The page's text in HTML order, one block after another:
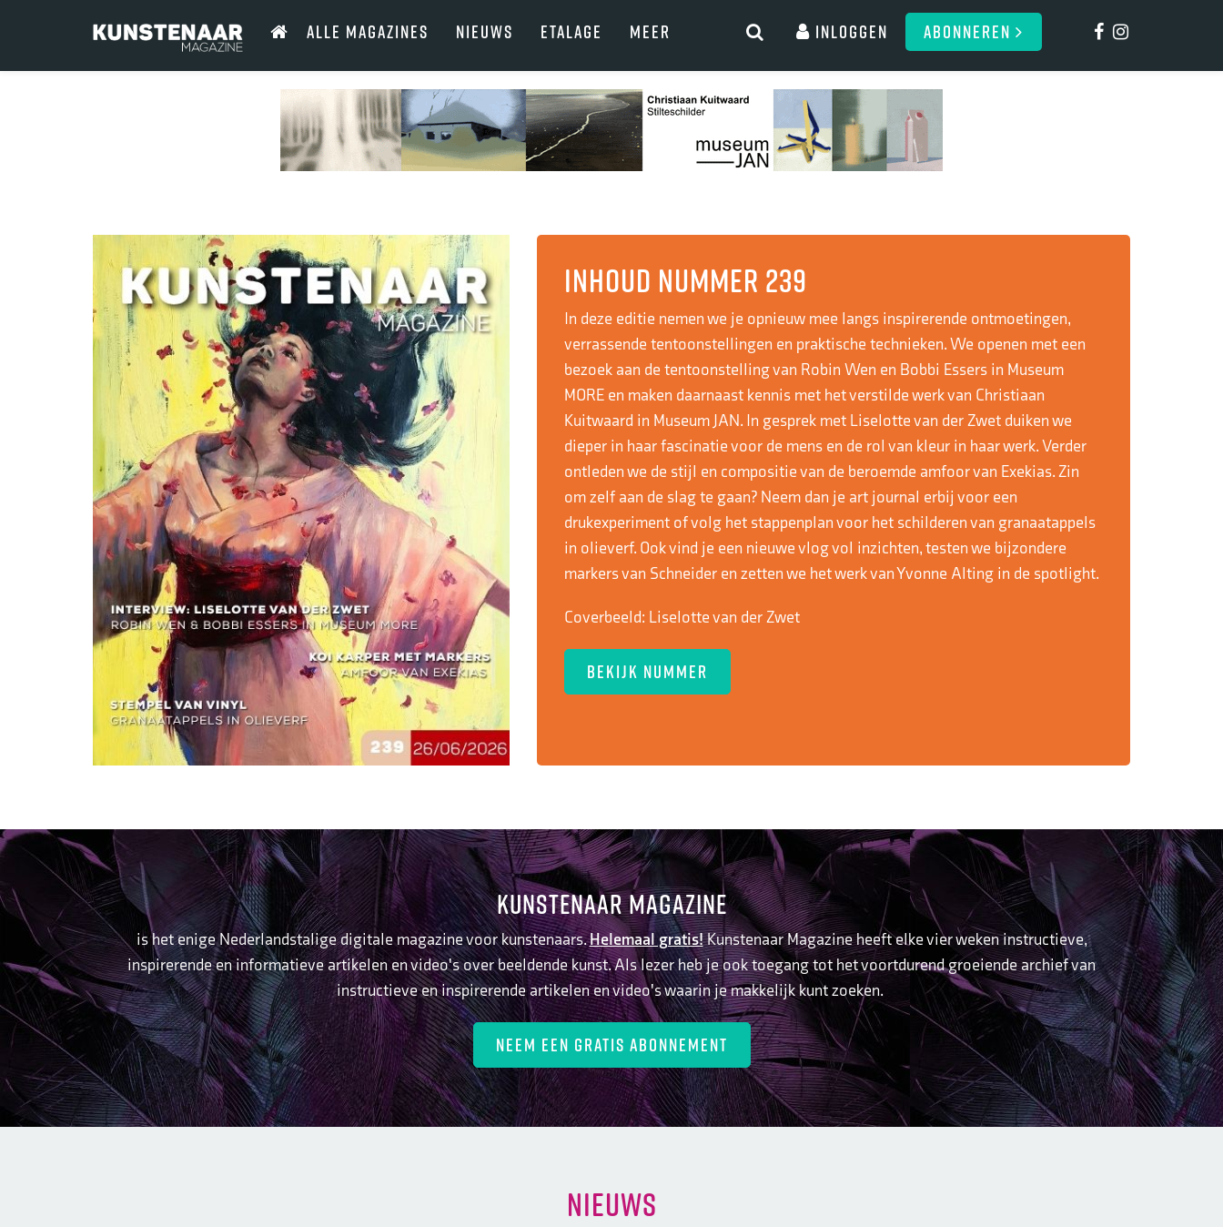
ALLE MAGAZINES NIEUWS ETALAGE MEER Inloggen ABONNEREN
Inhoud nummer 239
In deze editie nemen we je opnieuw mee langs inspirerende ontmoetingen,
verrassende tentoonstellingen en praktische technieken. We openen met een
bezoek aan de tentoonstelling van Robin Wen en Bobbi Essers in Museum
MORE en maken daarnaast kennis met het verstilde werk van Christiaan
Kuitwaard in Museum JAN. In gesprek met Liselotte van der Zwet duiken we
dieper in haar fascinatie voor de mens en de rol van kleur in haar werk. Verder
ontleden we de stijl en compositie van de beroemde amfoor van Exekias. Zin
om zelf aan de slag te gaan? Neem dan je art journal erbij voor een
drukexperiment of volg het stappenplan voor het schilderen van granaatappels
in olieverf. Ook vind je een nieuwe vlog vol inzichten, testen we bijzondere
markers van Schneider en zetten we het werk van Yvonne Alting in de spotlight.
Coverbeeld: Liselotte van der Zwet
BEKIJK NUMMER
KUNSTENAAR MAGAZINE
is het enige Nederlandstalige digitale magazine voor kunstenaars.Helemaal gratis!Kunstenaar Magazine heeft elke vier weken instructieve,
inspirerende en informatieve artikelen en video's over beeldende kunst. Als lezer heb je ook toegang tot het voortdurend groeiende archief van
instructieve en inspirerende artikelen en video's waarin je makkelijk kunt zoeken.
NEEM EEN GRATIS ABONNEMENT
NIEUWS